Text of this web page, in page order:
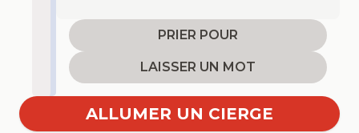
PRIER POUR
LAISSER UN MOT
ALLUMER UN CIERGE